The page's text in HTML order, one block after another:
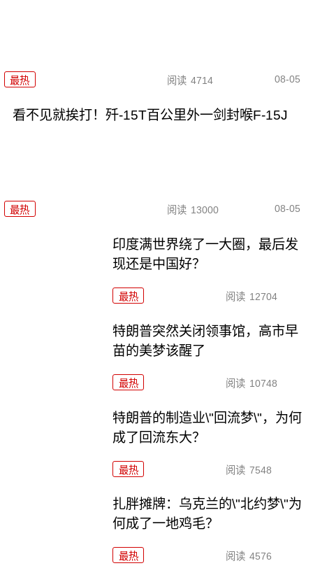
最热 阅读 4714 08-05
看不见就挨打！歼-15T百公里外一剑封喉F-15J
最热 阅读 13000 08-05
印度满世界绕了一大圈，最后发
现还是中国好？
最热 阅读 12704
特朗普突然关闭领事馆，高市早
苗的美梦该醒了
最热 阅读 10748
特朗普的制造业\"回流梦\"，为何
成了回流东大？
最热 阅读 7548
扎胖摊牌：乌克兰的\"北约梦\"为
何成了一地鸡毛？
最热 阅读 4576